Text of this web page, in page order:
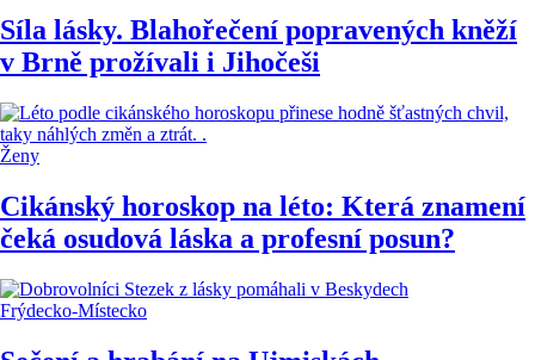
Síla lásky. Blahořečení popravených kněží
v Brně prožívali i Jihočeši
Ženy
Cikánský horoskop na léto: Která znamení
čeká osudová láska a profesní posun?
Frýdecko-Místecko